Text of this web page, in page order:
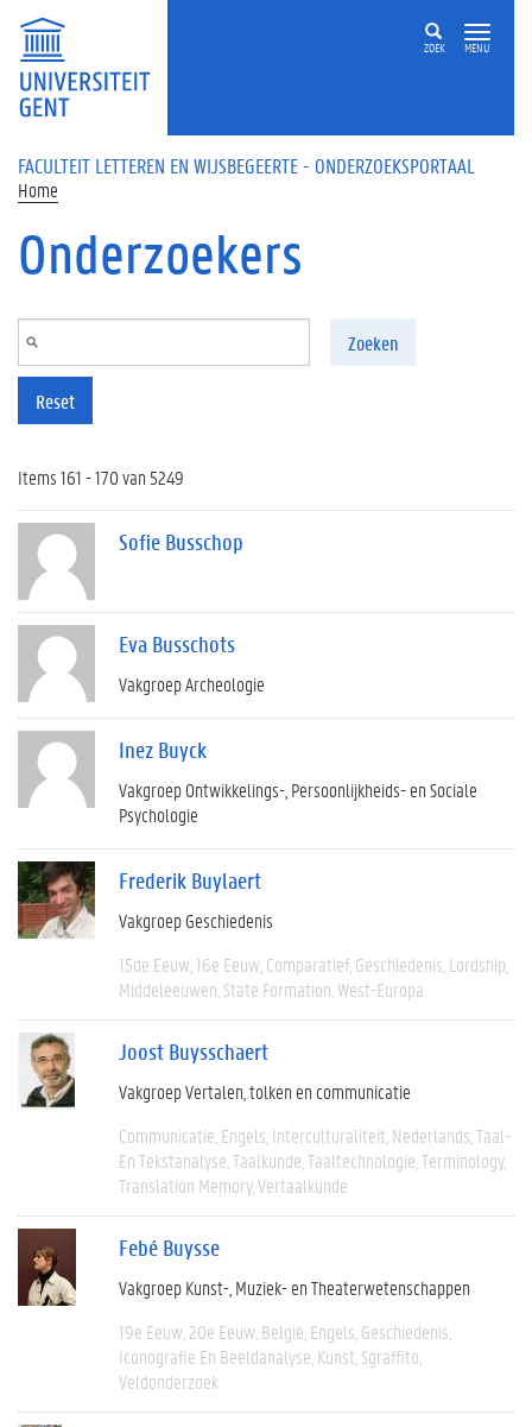
Overslaan en naar de inhoud gaan
ZOEK MENU
FACULTEIT LETTEREN EN WIJSBEGEERTE - ONDERZOEKSPORTAAL
Home
Onderzoekers
Zoeken
Reset
Items 161 - 170 van 5249
Sofie Busschop
Eva Busschots
Vakgroep Archeologie
Inez Buyck
Vakgroep Ontwikkelings-, Persoonlijkheids- en Sociale
Psychologie
Frederik Buylaert
Vakgroep Geschiedenis
15de Eeuw 16e Eeuw Comparatief Geschiedenis Lordship
Middeleeuwen State Formation West-Europa
Joost Buysschaert
Vakgroep Vertalen, tolken en communicatie
Communicatie Engels Interculturaliteit Nederlands Taal-
En Tekstanalyse Taalkunde Taaltechnologie Terminology
Translation Memory Vertaalkunde
Febé Buysse
Vakgroep Kunst-, Muziek- en Theaterwetenschappen
19e Eeuw 20e Eeuw België Engels Geschiedenis
Iconografie En Beeldanalyse Kunst Sgraffito
Veldonderzoek